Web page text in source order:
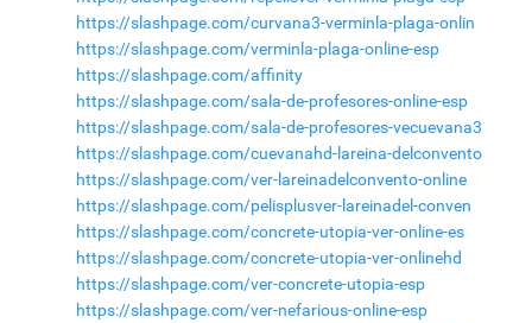
https://slashpage.com/curvana3-verminla-plaga-onlin
https://slashpage.com/verminla-plaga-online-esp
https://slashpage.com/affinity
https://slashpage.com/sala-de-profesores-online-esp
https://slashpage.com/sala-de-profesores-vecuevana3
https://slashpage.com/cuevanahd-lareina-delconvento
https://slashpage.com/ver-lareinadelconvento-online
https://slashpage.com/pelisplusver-lareinadel-conven
https://slashpage.com/concrete-utopia-ver-online-es
https://slashpage.com/concrete-utopia-ver-onlinehd
https://slashpage.com/ver-concrete-utopia-esp
https://slashpage.com/ver-nefarious-online-esp